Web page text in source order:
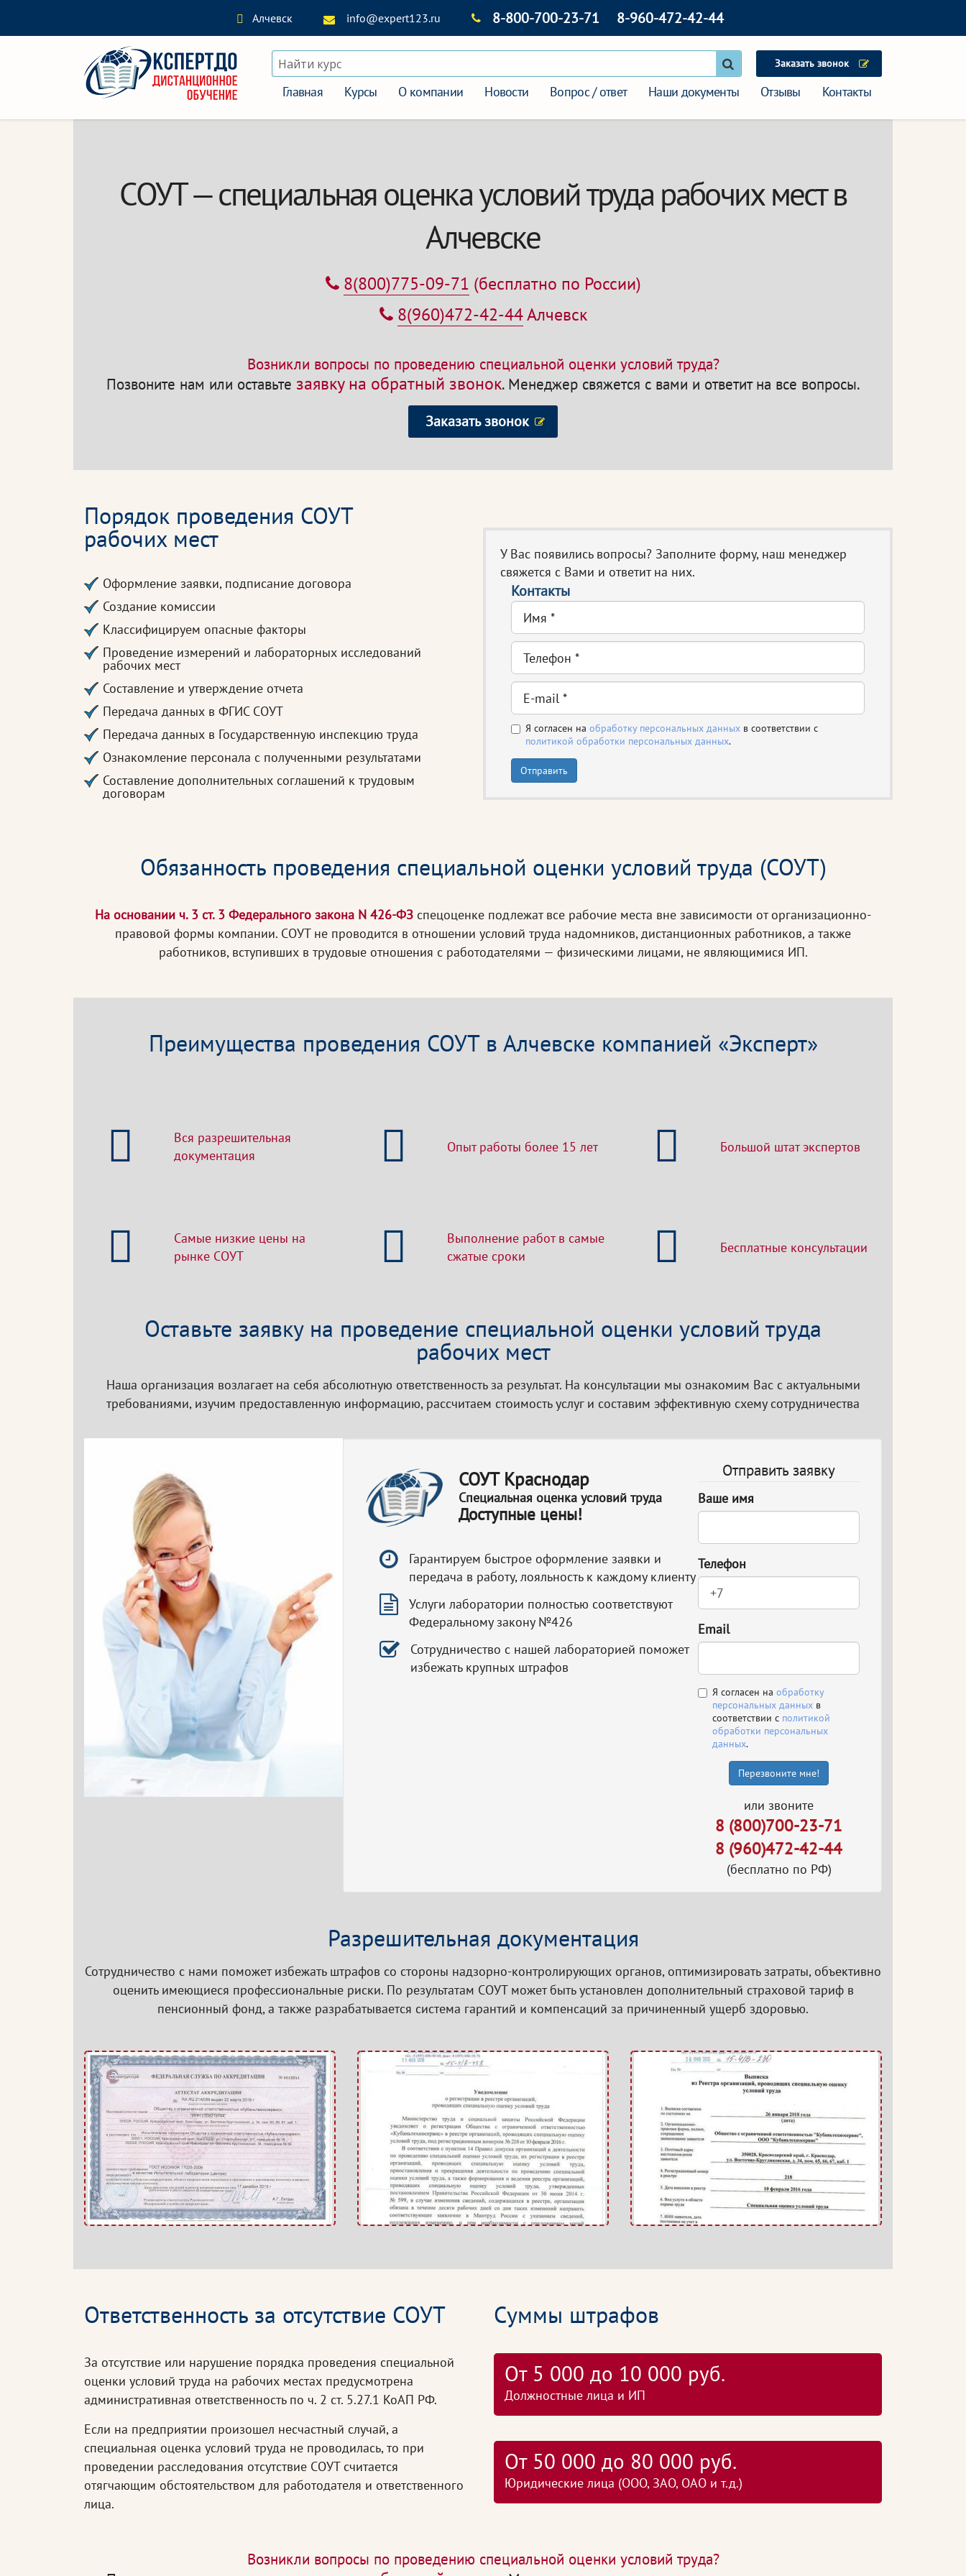
Алчевск info@expert123.ru 8-800-700-23-71 8-960-472-42-44
Найти курс Заказать звонок
Главная Курсы О компании Новости Вопрос / ответ Наши документы Отзывы Контакты
СОУТ — специальная оценка условий труда рабочих мест в
Алчевске
8(800)775-09-71 (бесплатно по России)
8(960)472-42-44Алчевск
Возникли вопросы по проведению специальной оценки условий труда?
Позвоните нам или оставьте заявку на обратный звонок. Менеджер свяжется с вами и ответит на все вопросы.
Заказать звонок
Порядок проведения СОУТ
рабочих мест
Оформление заявки, подписание договора
Создание комиссии
Классифицируем опасные факторы
Проведение измерений и лабораторных исследований
рабочих мест
Составление и утверждение отчета
Передача данных в ФГИС СОУТ
Передача данных в Государственную инспекцию труда
Ознакомление персонала с полученными результатами
Составление дополнительных соглашений к трудовым
договорам
У Вас появились вопросы? Заполните форму, наш менеджер
свяжется с Вами и ответит на них.
Контакты
Я согласен на обработку персональных данных в соответствии с
политикой обработки персональных данных.
Отправить
Обязанность проведения специальной оценки условий труда (СОУТ)
На основании ч. 3 ст. 3 Федерального закона N 426-ФЗ спецоценке подлежат все рабочие места вне зависимости от организационно-
правовой формы компании. СОУТ не проводится в отношении условий труда надомников, дистанционных работников, а также
работников, вступивших в трудовые отношения с работодателями — физическими лицами, не являющимися ИП.
Преимущества проведения СОУТ в Алчевске компанией «Эксперт»
Вся разрешительная
документация
Опыт работы более 15 лет Большой штат экспертов
Самые низкие цены на
рынке СОУТ
Выполнение работ в самые
сжатые сроки
Бесплатные консультации
Оставьте заявку на проведение специальной оценки условий труда
рабочих мест
Наша организация возлагает на себя абсолютную ответственность за результат. На консультации мы ознакомим Вас с актуальными
требованиями, изучим предоставленную информацию, рассчитаем стоимость услуг и составим эффективную схему сотрудничества
СОУТ Краснодар
Специальная оценка условий труда
Доступные цены!
Гарантируем быстрое оформление заявки и
передача в работу, лояльность к каждому клиенту
Услуги лаборатории полностью соответствуют
Федеральному закону №426
Сотрудничество с нашей лабораторией поможет
избежать крупных штрафов
Отправить заявку
Ваше имя
Телефон
Email
Я согласен на обработку
персональных данных в
соответствии с политикой
обработки персональных
данных.
Перезвоните мне!
или звоните
8 (800)700-23-71
8 (960)472-42-44
(бесплатно по РФ)
Разрешительная документация
Сотрудничество с нами поможет избежать штрафов со стороны надзорно-контролирующих органов, оптимизировать затраты, объективно
оценить имеющиеся профессиональные риски. По результатам СОУТ может быть установлен дополнительный страховой тариф в
пенсионный фонд, а также разрабатывается система гарантий и компенсаций за причиненный ущерб здоровью.
Ответственность за отсутствие СОУТ
За отсутствие или нарушение порядка проведения специальной
оценки условий труда на рабочих местах предусмотрена
административная ответственность по ч. 2 ст. 5.27.1 КоАП РФ.
Если на предприятии произошел несчастный случай, а
специальная оценка условий труда не проводилась, то при
проведении расследования отсутствие СОУТ считается
отягчающим обстоятельством для работодателя и ответственного
лица.
Суммы штрафов
От 5 000 до 10 000 руб.
Должностные лица и ИП
От 50 000 до 80 000 руб.
Юридические лица (ООО, ЗАО, ОАО и т.д.)
Возникли вопросы по проведению специальной оценки условий труда?